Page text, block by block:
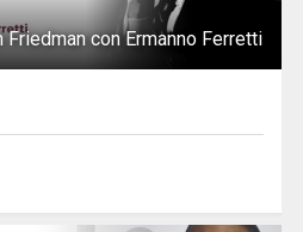
con Ermanno Ferretti